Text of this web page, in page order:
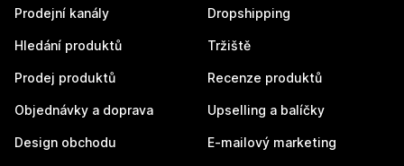
Prodejní kanály
Hledání produktů
Prodej produktů
Objednávky a doprava
Design obchodu
Dropshipping
Tržiště
Recenze produktů
Upselling a balíčky
E-mailový marketing